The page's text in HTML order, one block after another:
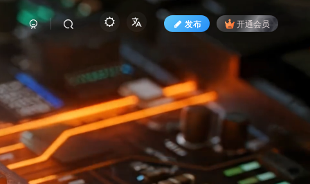
发布 开通会员